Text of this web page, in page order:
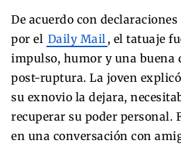
De acuerdo con
por el Daily Mail , el tatuaje
impulso, humor y una buena
post-ruptura. La joven explicó
su exnovio la dejara,
recuperar su poder personal.
en una conversación con